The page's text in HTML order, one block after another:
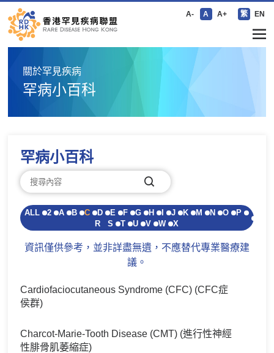
A- A A+ 繁 EN
關於罕見疾病
罕病小百科
罕病小百科
ALL 2 A B C D E F G H J K M N O
P
R
S T U V W X
資訊僅供參考，並非詳盡無遺，不應替代專業醫療建
議。
Cardiofaciocutaneous Syndrome (CFC) (CFC症
侯群)
Charcot-Marie-Tooth Disease (CMT) (進行性神經
性腓骨肌萎縮症)